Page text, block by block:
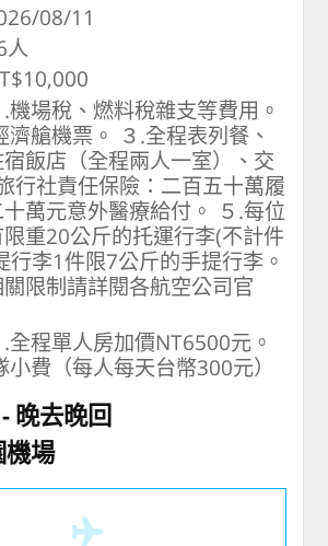
08/11
人
機場稅、燃料稅雜支等費用。
濟艙機票。 ３.全程表列餐、
飯店（全程兩人一室）、交
行社責任保險：二百五十萬履
萬元意外醫療給付。 ５.每位
重20公斤的托運行李(不計件
行李1件限7公斤的手提行李。
關限制請詳閱各航空公司官
全程單人房加價NT6500元。
小費（每人每天台幣300元）
晚去晚回
機場